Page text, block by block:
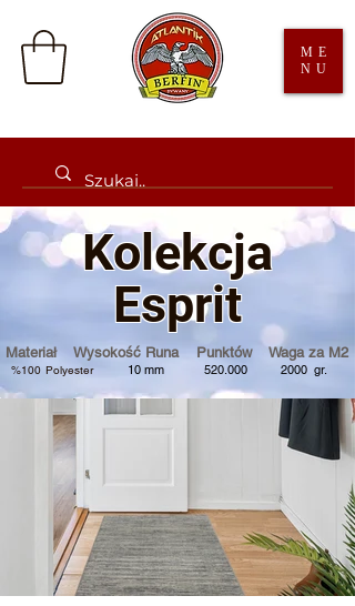
ME
NU
Kolekcja
Esprit
Materiał Wysokość Runa Punktów Waga za M2
%100 Polyester10mm 520.000 2000 gr.